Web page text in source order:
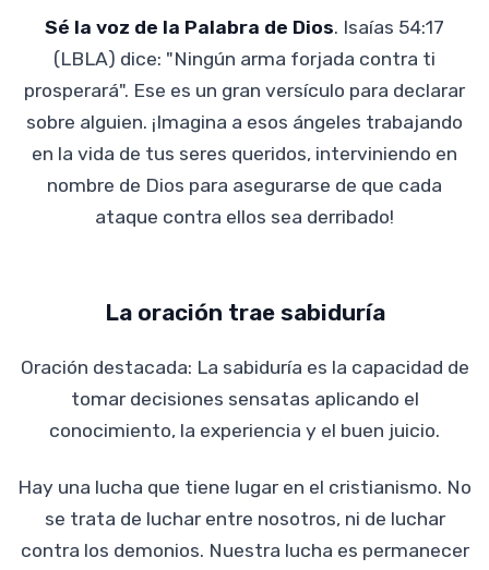
Sé la voz de la Palabra de Dios. Isaías 54:17
(LBLA) dice: "Ningún arma forjada contra ti
prosperará". Ese es un gran versículo para declarar
sobre alguien. ¡Imagina a esos ángeles trabajando
en la vida de tus seres queridos, interviniendo en
nombre de Dios para asegurarse de que cada
ataque contra ellos sea derribado!
La oración trae sabiduría
Oración destacada: La sabiduría es la capacidad de
tomar decisiones sensatas aplicando el
conocimiento, la experiencia y el buen juicio.
Hay una lucha que tiene lugar en el cristianismo. No
se trata de luchar entre nosotros, ni de luchar
contra los demonios. Nuestra lucha es permanecer